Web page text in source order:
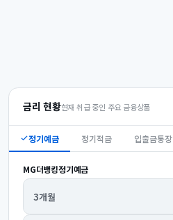
금리 현황현재 취급 중인 주요 금융상품
정기예금 정기적금 입출금통장
MG더뱅킹정기예금
3개월